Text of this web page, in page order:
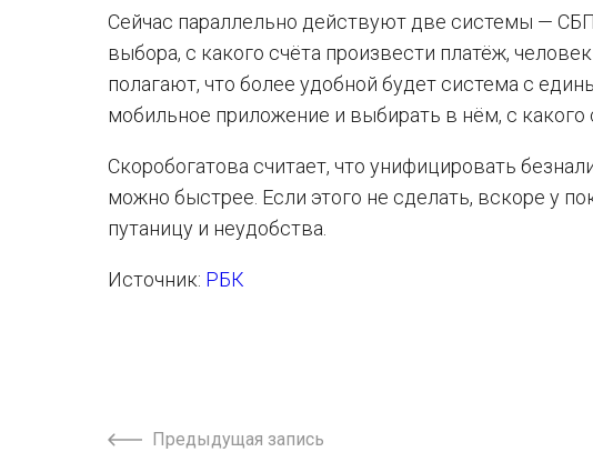
Сейчас параллельно действуют две системы —
выбора, с какого счёта произвести платёж,
полагают, что более удобной будет система с
мобильное приложение и выбирать в нём, с какого
Скоробогатова считает, что унифицировать
можно быстрее. Если этого не сделать, вскоре у
путаницу и неудобства.
Источник: РБК
Предыдущая запись